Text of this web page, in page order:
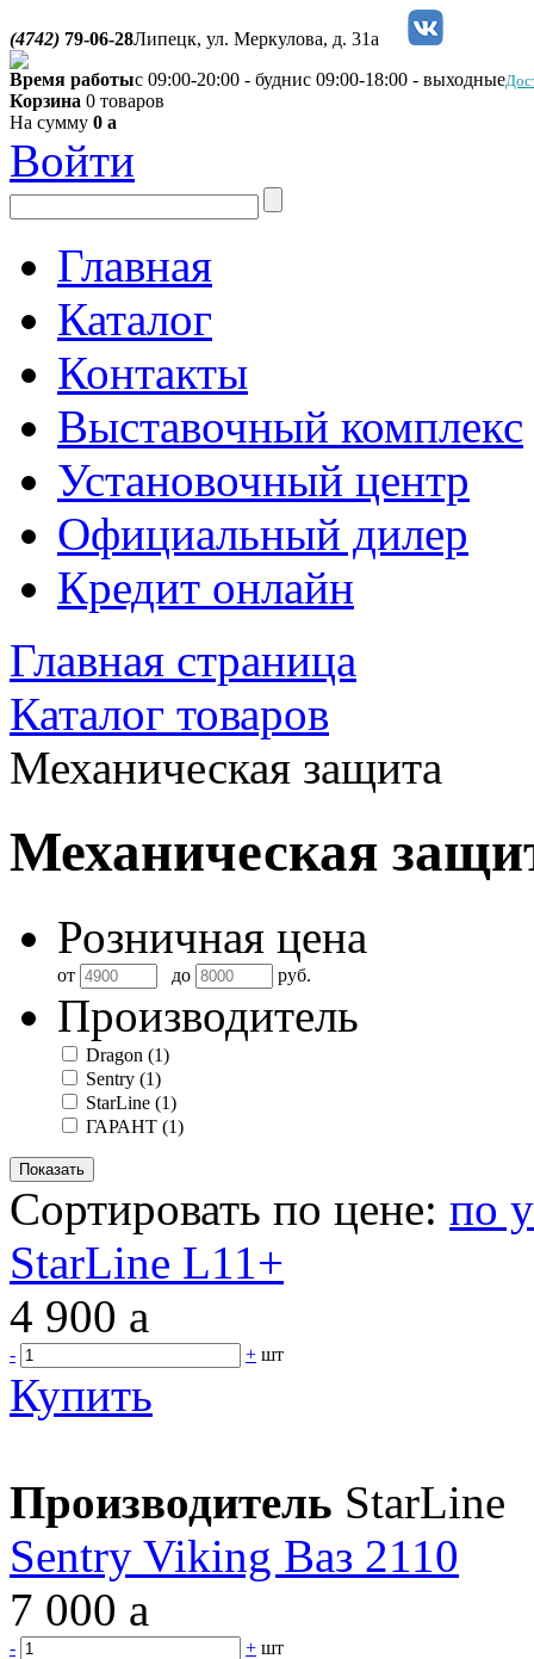
(4742) 79-06-28Липецк, ул. Меркулова, д. 31а
Время работыс 09:00-20:00 - буднис 09:00-18:00 - выходные
Корзина 0 товаров
На сумму 0 a
Войти
Главная
Каталог
Контакты
Выставочный комплекс
Установочный центр
Официальный дилер
Кредит онлайн
Главная страница
Каталог товаров
Механическая защита
Механическая
Розничная цена
от до руб.
Производитель
Dragon (1)
Sentry (1)
StarLine (1)
ГАРАНТ (1)
Сортировать по цене: по
StarLine L11+
4 900 a
- + шт
Купить
Производитель StarLine
Sentry Viking Ваз 2110
7 000 a
- + шт